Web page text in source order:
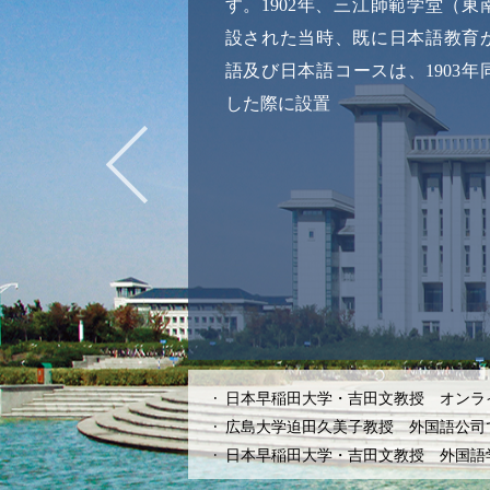
す。1902年、三江師範学堂（東
設された当時、既に日本語教育
語及び日本語コースは、1903年
した際に設置
日本早稲田大学・吉田文教授 オンラ
広島大学迫田久美子教授 外国語公司
日本早稲田大学・吉田文教授 外国語